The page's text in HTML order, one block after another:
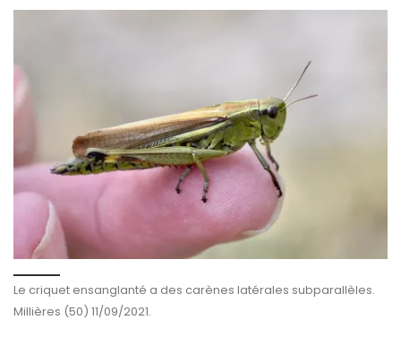
Le criquet ensanglanté a des carènes latérales subparallèles.
Millières (50) 11/09/2021.